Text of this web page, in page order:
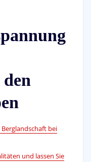
bei
und lassen Sie